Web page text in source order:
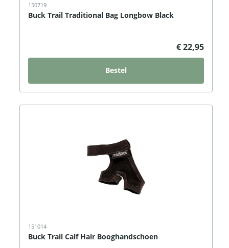
150719
Buck Trail Traditional Bag Longbow Black
€ 22,95
Bestel
151014
Buck Trail Calf Hair Booghandschoen